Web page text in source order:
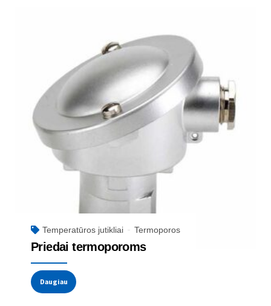
Temperatūros jutikliai Termoporos
Priedai termoporoms
Daugiau